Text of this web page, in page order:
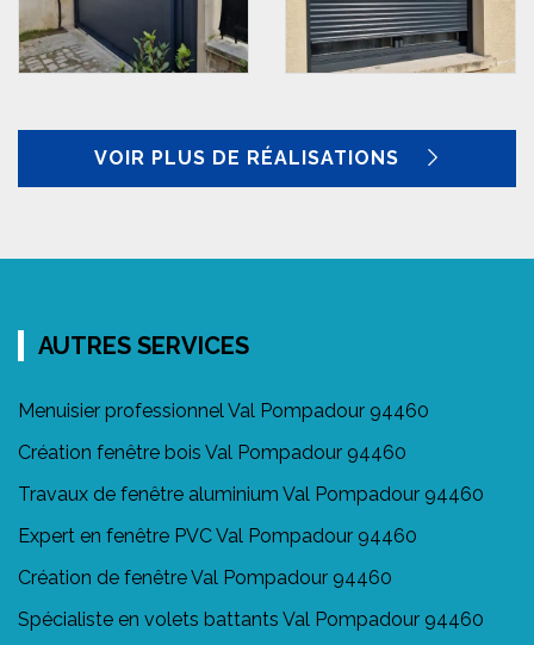
VOIR PLUS DE RÉALISATIONS
AUTRES SERVICES
Menuisier professionnel Val Pompadour 94460
Création fenêtre bois Val Pompadour 94460
Travaux de fenêtre aluminium Val Pompadour 94460
Expert en fenêtre PVC Val Pompadour 94460
Création de fenêtre Val Pompadour 94460
Spécialiste en volets battants Val Pompadour 94460